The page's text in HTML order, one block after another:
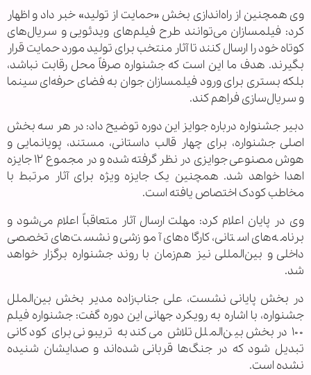
وی همچنین از راه‌اندازی بخش «حمایت از تولید» خبر داد و اظهار
کرد: فیلمسازان می‌توانند طرح فیلم‌های ویدئویی و سریال‌های
کوتاه خود را ارسال کنند تا آثار منتخب برای تولید مورد حمایت قرار
بگیرند. هدف ما این است که جشنواره صرفاً محل رقابت نباشد،
بلکه بستری برای ورود فیلمسازان جوان به فضای حرفه‌ای سینما
و سریال‌سازی فراهم کند.
دبیر جشنواره درباره جوایز این دوره توضیح داد: در هر سه بخش
اصلی جشنواره، برای چهار قالب داستانی، مستند، پویانمایی و
هوش مصنوعی جوایزی در نظر گرفته شده و در مجموع ۱۲ جایزه
اهدا خواهد شد. همچنین یک جایزه ویژه برای آثار مرتبط با
مخاطب کودک اختصاص یافته است.
وی در پایان اعلام کرد: مهلت ارسال آثار متعاقباً اعلام می‌شود و
برنامه‌های استانی، کارگاه‌های آموزشی و نشست‌های تخصصی
داخلی و بین‌المللی نیز هم‌زمان با روند جشنواره برگزار خواهد
شد.
در بخش پایانی نشست، علی جناب‌زاده مدیر بخش بین‌الملل
جشنواره، با اشاره به رویکرد جهانی این دوره گفت: جشنواره فیلم
۱۰۰ در بخش بین‌الملل تلاش می‌کند به تریبونی برای کودکانی
تبدیل شود که در جنگ‌ها قربانی شده‌اند و صدایشان شنیده
نشده است.